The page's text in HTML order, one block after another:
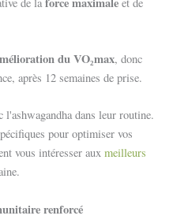
du VO₂max, donc
après 12 semaines de prise.
dans leur routine.
pour optimiser vos
vous intéresser auxmeilleurs
renforcé